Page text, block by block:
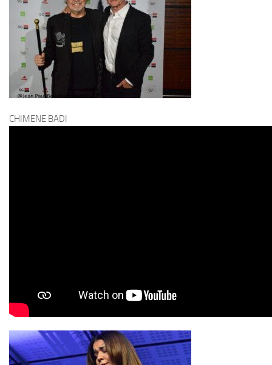
CHIMENE BADI